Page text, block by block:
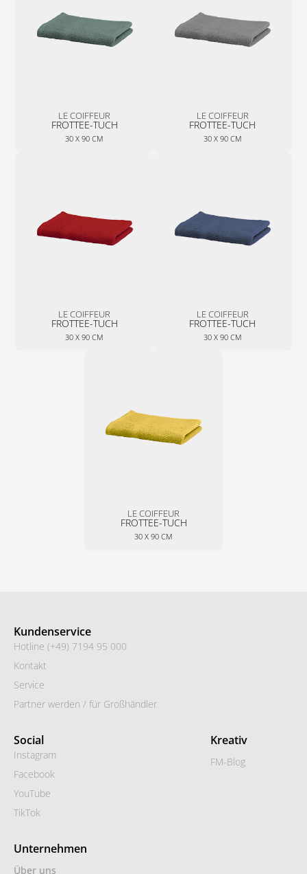
LE COIFFEUR
FROTTEE-TUCH
30 X 90 CM
LE COIFFEUR
FROTTEE-TUCH
30 X 90 CM
LE COIFFEUR
FROTTEE-TUCH
30 X 90 CM
LE COIFFEUR
FROTTEE-TUCH
30 X 90 CM
LE COIFFEUR
FROTTEE-TUCH
30 X 90 CM
Kundenservice
Hotline (+49) 7194 95 000
Kontakt
Service
Partner werden / für Großhändler
Social
Instagram
Facebook
YouTube
TikTok
Kreativ
FM-Blog
Unternehmen
Über uns